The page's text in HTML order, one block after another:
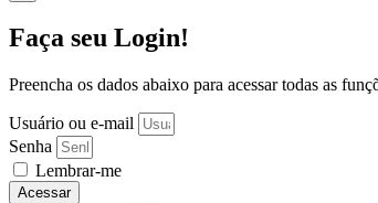
Faça seu Login!
Preencha os dados abaixo para acessar todas as
Usuário ou e-mail
Senha
Lembrar-me
Acessar